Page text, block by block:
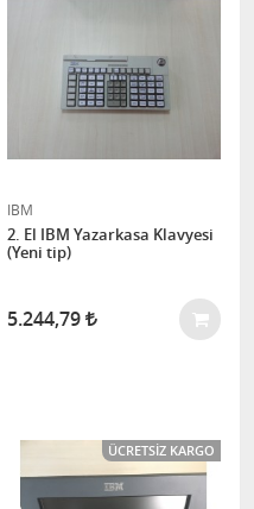
IBM
2. El IBM Yazarkasa Klavyesi
(Yeni tip)
5.244,79
ÜCRETSIZ KARGO